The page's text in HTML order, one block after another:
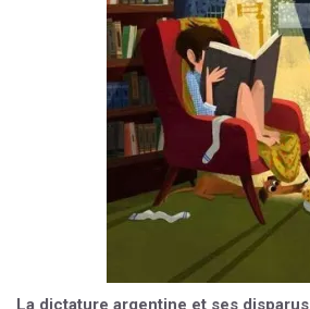
La dictature argentine et ses disparus